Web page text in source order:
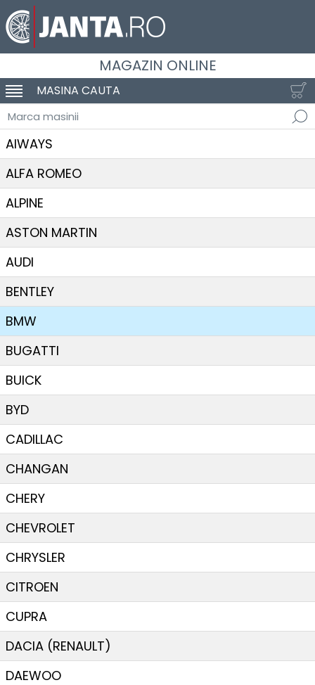
MAGAZIN ONLINE
SCHIMBA NAVIGAREA
MASINA CAUTA
Marca masinii
AIWAYS
ALFA ROMEO
ALPINE
ASTON MARTIN
AUDI
BENTLEY
BMW
BUGATTI
BUICK
BYD
CADILLAC
CHANGAN
CHERY
CHEVROLET
CHRYSLER
CITROEN
CUPRA
DACIA (RENAULT)
DAEWOO